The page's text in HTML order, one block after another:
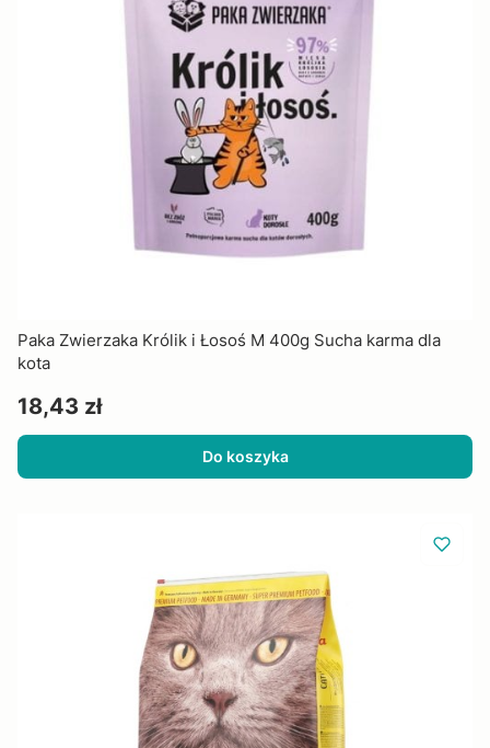
Paka Zwierzaka Królik i Łosoś M 400g Sucha karma dla
kota
Cena
18,43 zł
Do koszyka